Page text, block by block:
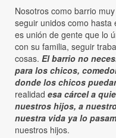
Nosotros como barrio
seguir unidos como hasta
es unión de gente que lo
con su familia, seguir
cosas. El barrio no
para los chicos,
donde los chicos
realidad esa cárcel a
nuestros hijos, a
nuestra vida ya lo
nuestros hijos.